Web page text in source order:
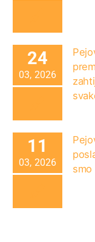
24
03, 2026
11
03, 2026
smo